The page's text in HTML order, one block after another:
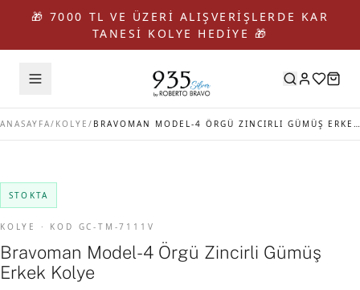
🎁 7000 TL VE ÜZERİ ALIŞVERİŞLERDE KAR
TANESİ KOLYE HEDİYE 🎁
ANASAYFA/ KOLYE / BRAVOMAN MODEL-4 ÖRGÜ ZINCIRLI GÜMÜŞ ERKEK KOLYE
STOKTA
KOLYE · KOD GC-TM-7111V
Bravoman Model-4 Örgü Zincirli Gümüş
Erkek Kolye